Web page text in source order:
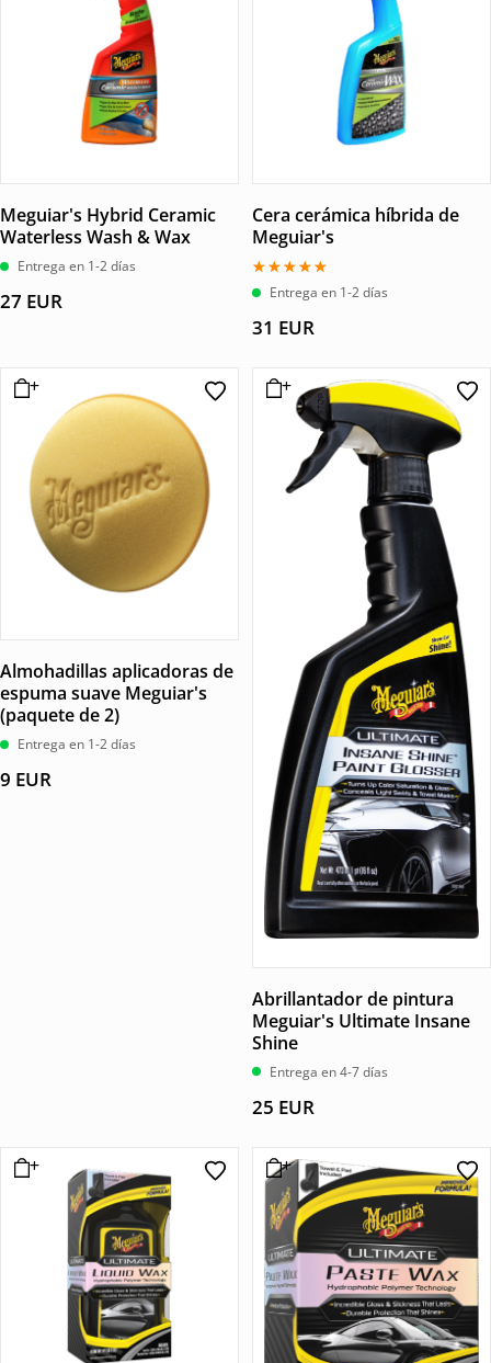
Meguiar's Hybrid Ceramic
Waterless Wash & Wax
Entrega en 1-2 días
27 EUR
Cera cerámica híbrida de
Meguiar's
Valorado
con
de 5
Entrega en 1-2 días
31 EUR
Almohadillas aplicadoras de
espuma suave Meguiar's
(paquete de 2)
Entrega en 1-2 días
9 EUR
Abrillantador de pintura
Meguiar's Ultimate Insane
Shine
Entrega en 4-7 días
25 EUR